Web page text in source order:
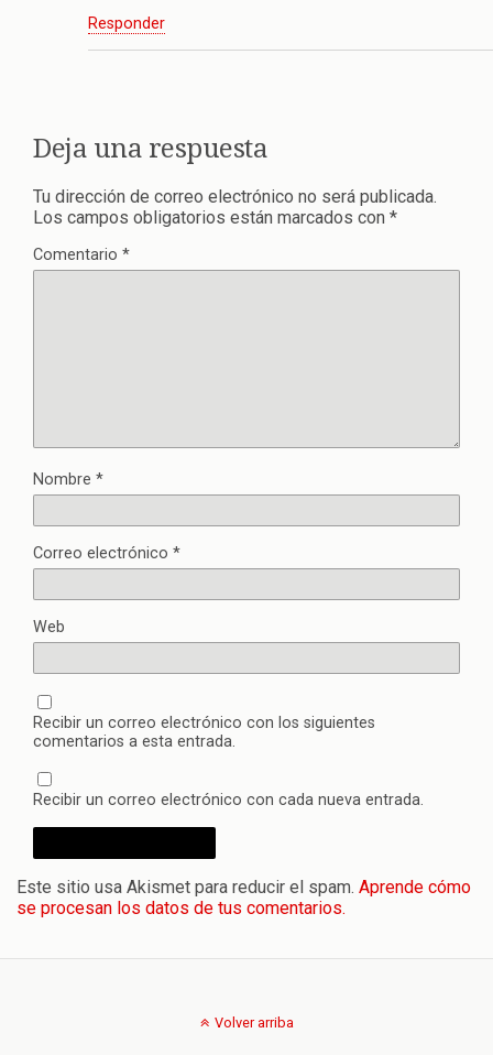
Responder
Deja una respuesta
Tu dirección de correo electrónico no será publicada.
Los campos obligatorios están marcados con *
Comentario *
Nombre *
Correo electrónico *
Web
Recibir un correo electrónico con los siguientes
comentarios a esta entrada.
Recibir un correo electrónico con cada nueva entrada.
Este sitio usa Akismet para reducir el spam. Aprende cómo
se procesan los datos de tus comentarios.
Volver arriba